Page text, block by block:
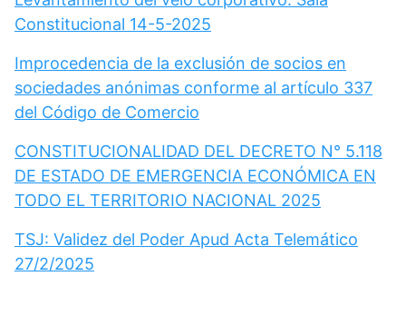
Constitucional 14-5-2025
Improcedencia de la exclusión de socios en
sociedades anónimas conforme al artículo 337
del Código de Comercio
CONSTITUCIONALIDAD DEL DECRETO N° 5.118
DE ESTADO DE EMERGENCIA ECONÓMICA EN
TODO EL TERRITORIO NACIONAL 2025
TSJ: Validez del Poder Apud Acta Telemático
27/2/2025